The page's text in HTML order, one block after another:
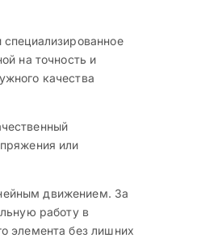
на точность и
качества
или
движением. За
работу в
элемента без лишних